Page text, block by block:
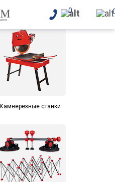
0
Камнерезные станки